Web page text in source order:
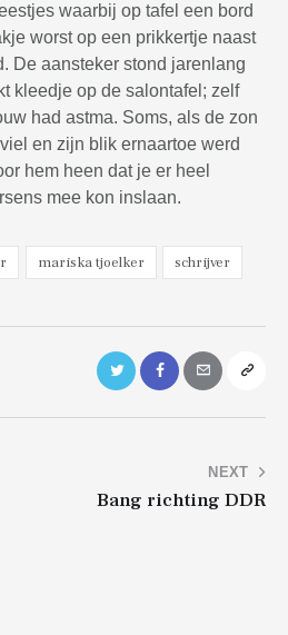
waarbij op tafel een bord
worst op een prikkertje naast
De aansteker stond jarenlang
kleedje op de salontafel; zelf
had astma. Soms, als de zon
en zijn blik ernaartoe werd
hem heen dat je er heel
mee kon inslaan.
mariska tjoelker schrijver
NEXT
Bang richting DDR